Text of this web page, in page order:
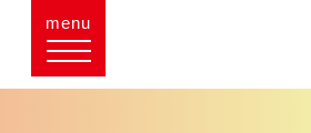
menu